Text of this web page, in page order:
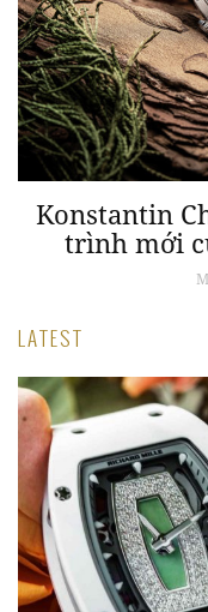
Konstantin
trình mới
LATEST